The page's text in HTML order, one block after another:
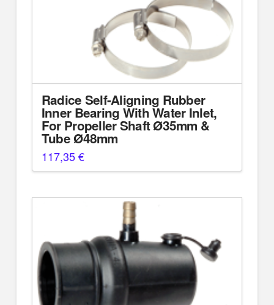
Radice Self-Aligning Rubber
Inner Bearing With Water Inlet,
For Propeller Shaft Ø35mm &
Tube Ø48mm
117,35€